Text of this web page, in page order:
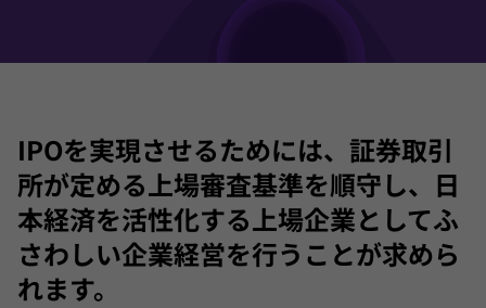
IT&オペレーションズ
IPO支援
IPOを実現させるためには、証券取引
所が定める上場審査基準を順守し、日
本経済を活性化する上場企業としてふ
さわしい企業経営を行うことが求めら
れます。